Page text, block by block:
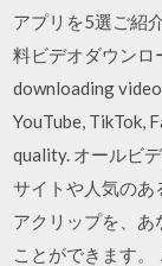
アプリを5選ご紹
料ビデオダウンロ
downloading
YouTube, TikTok,
quality. オールビ
サイトや人気のあ
アクリップを、あ
ことができます